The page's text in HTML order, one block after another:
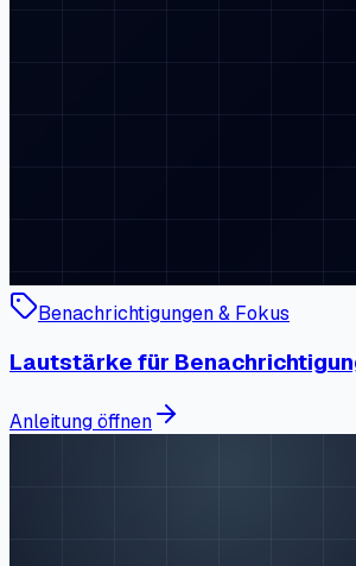
Benachrichtigungen & Fokus
Lautstärke für
Anleitung öffnen